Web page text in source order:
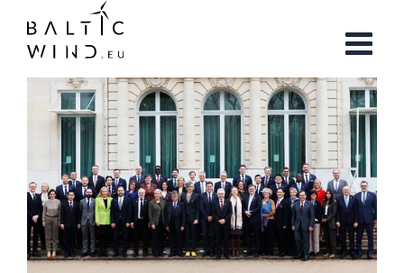
zawartości
Pokaż
większy
obrazek